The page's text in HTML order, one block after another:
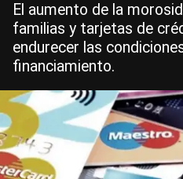
El aumento de la
familias y tarjetas de
endurecer las
financiamiento.